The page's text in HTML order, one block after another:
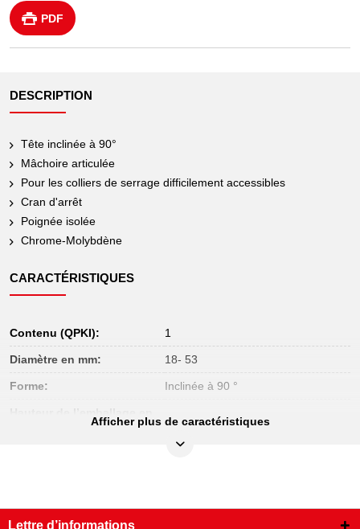
PDF
DESCRIPTION
Tête inclinée à 90°
Mâchoire articulée
Pour les colliers de serrage difficilement accessibles
Cran d'arrêt
Poignée isolée
Chrome-Molybdène
CARACTÉRISTIQUES
Contenu (QPKI): 1
Diamètre en mm: 18- 53
Forme: Inclinée à 90 °
29
Afficher plus de caractéristiques
Lettre d’informations